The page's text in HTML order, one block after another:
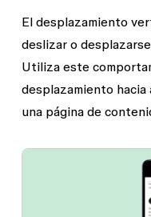
El desplazamiento
deslizar o
Utiliza este
desplazamiento
una página de